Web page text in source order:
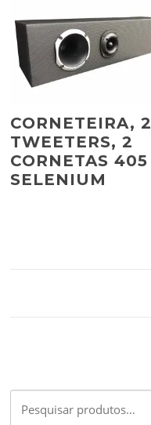
CORNETEIRA, 2
TWEETERS, 2
CORNETAS 405
SELENIUM
por: